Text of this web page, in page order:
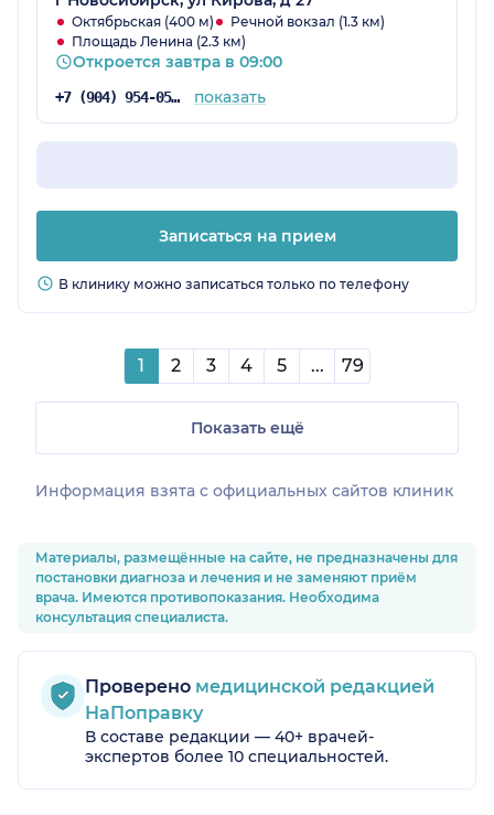
Октябрьская (400 м)
Речной вокзал (1.3 км)
Площадь Ленина (2.3 км)
Откроется завтра в 09:00
+7 (904) 954-05-12 показать
Записаться на прием
В клинику можно записаться только по телефону
1 2 3 4 5 ... 79
Показать ещё
Информация взята c официальных сайтов клиник
Материалы, размещённые на сайте, не предназначены для
постановки диагноза и лечения и не заменяют приём
врача. Имеются противопоказания. Необходима
консультация специалиста.
Проверено медицинской редакцией
НаПоправку
В составе редакции — 40+ врачей-
экспертов более 10 специальностей.